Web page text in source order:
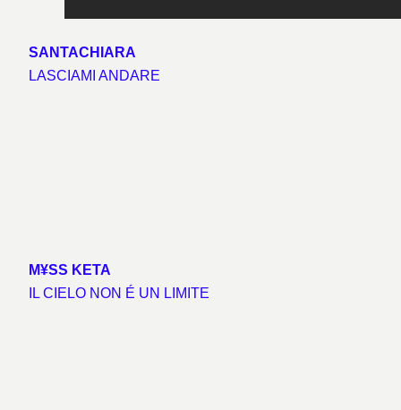
SANTACHIARA
LASCIAMI ANDARE
M¥SS KETA
IL CIELO NON É UN LIMITE